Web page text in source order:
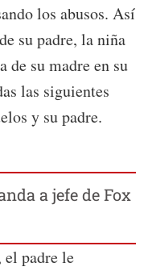
los abusos. Así
su padre, la niña
de su madre en su
las siguientes
y su padre.
a jefe de Fox
el padre le